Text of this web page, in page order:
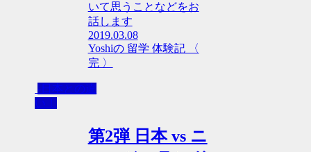
いて思うことなどをお
話します
2019.03.08
Yoshiの 留学 体験記 〈
完 〉
-日本との違
い！
第2弾 日本 vs ニ